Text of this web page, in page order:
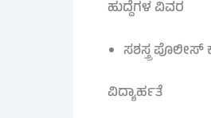
ಹುದ್ದೆಗಳ ವಿವರ
ಸಶಸ್ತ್ರ
ವಿದ್ಯಾರ್ಹತೆ